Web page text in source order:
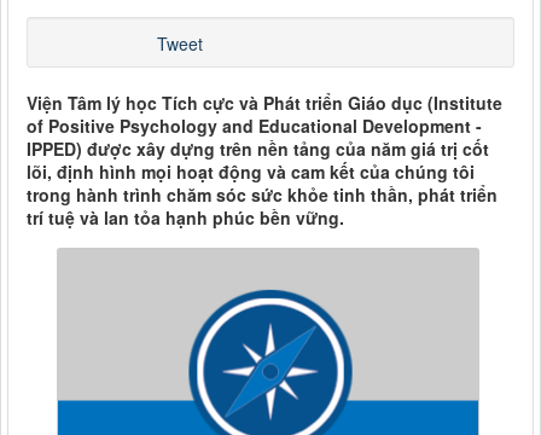
Tweet
Viện Tâm lý học Tích cực và Phát triển Giáo dục (Institute
of Positive Psychology and Educational Development -
IPPED) được xây dựng trên nền tảng của năm giá trị cốt
lõi, định hình mọi hoạt động và cam kết của chúng tôi
trong hành trình chăm sóc sức khỏe tinh thần, phát triển
trí tuệ và lan tỏa hạnh phúc bền vững.